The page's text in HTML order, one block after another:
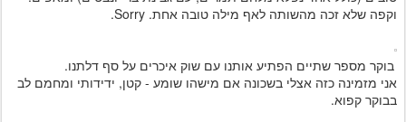
וקפה שלא זכה מהשותה לאף מילה טובה אחת. Sorry.
בוקר מספר שתיים הפתיע אותנו עם שוק איכרים על סף דלתנו.
אני מזמינה כזה אצלי בשכונה אם מישהו שומע - קטן, ידידותי ומחמם לב
בבוקר קפוא.